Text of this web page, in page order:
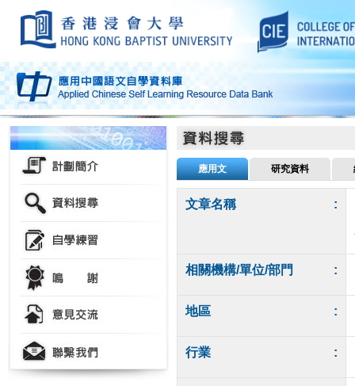
應用文 研究資料
文章名稱 :
相關機構/單位/部門 :
地區 :
行業 :